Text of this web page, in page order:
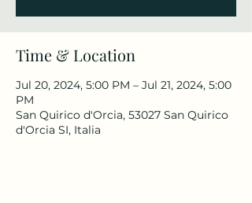
Time & Location
Jul 20, 2024, 5:00 PM – Jul 21, 2024, 5:00
PM
San Quirico d'Orcia, 53027 San Quirico
d'Orcia SI, Italia